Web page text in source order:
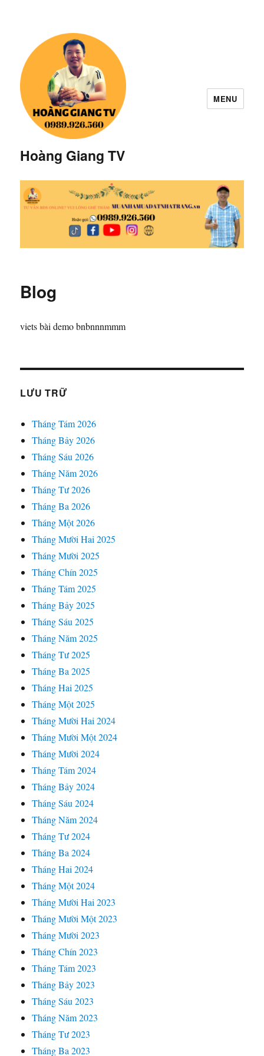
Hoàng Giang TV
MENU
Blog
viets bài demo bnbnnnmmm
LƯU TRỮ
Tháng Tám 2026
Tháng Bảy 2026
Tháng Sáu 2026
Tháng Năm 2026
Tháng Tư 2026
Tháng Ba 2026
Tháng Một 2026
Tháng Mười Hai 2025
Tháng Mười 2025
Tháng Chín 2025
Tháng Tám 2025
Tháng Bảy 2025
Tháng Sáu 2025
Tháng Năm 2025
Tháng Tư 2025
Tháng Ba 2025
Tháng Hai 2025
Tháng Một 2025
Tháng Mười Hai 2024
Tháng Mười Một 2024
Tháng Mười 2024
Tháng Tám 2024
Tháng Bảy 2024
Tháng Sáu 2024
Tháng Năm 2024
Tháng Tư 2024
Tháng Ba 2024
Tháng Hai 2024
Tháng Một 2024
Tháng Mười Hai 2023
Tháng Mười Một 2023
Tháng Mười 2023
Tháng Chín 2023
Tháng Tám 2023
Tháng Bảy 2023
Tháng Sáu 2023
Tháng Năm 2023
Tháng Tư 2023
Tháng Ba 2023